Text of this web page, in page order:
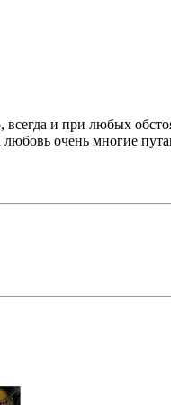
и при любых
очень многие